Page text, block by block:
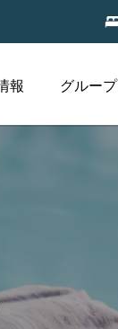
報 グルー